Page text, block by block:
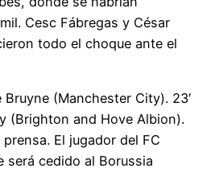
Cesc Fábregas y César
todo el choque ante el
Bruyne (Manchester City). 23′
(Brighton and Hove Albion).
El jugador del FC
será cedido al Borussia